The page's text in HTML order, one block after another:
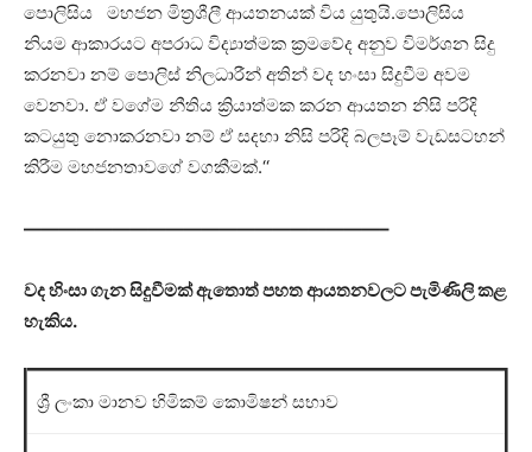
පොලිසිය මහජන මිත්‍රශීලී ආයතනයක් විය යුතුයි.පොලිසිය
නියම ආකාරයට අපරාධ විද්‍යාත්මක ක්‍රමවේද අනුව විමර්ශන සිදු
කරනවා නම් පොලිස් නිලධාරීන් අතින් වද හංසා සිදුවීම අවම
වෙනවා. ඒ වගේම නීතිය ක්‍රියාත්මක කරන ආයතන නිසි පරිදි
කටයුතු නොකරනවා නම් ඒ සදහා නිසි පරිදි බලපෑම් වැඩසටහන්
කිරීම මහජනතාවගේ වගකීමක්.‘‘
————————————————————–
වද හිංසා ගැන සිදුවීමක් ඇතොත් පහත ආයතනවලට පැමිණිලි කළ
හැකිය.
ශ්‍රී ලංකා මානව හිමිකම් කොමිෂන් සභාව